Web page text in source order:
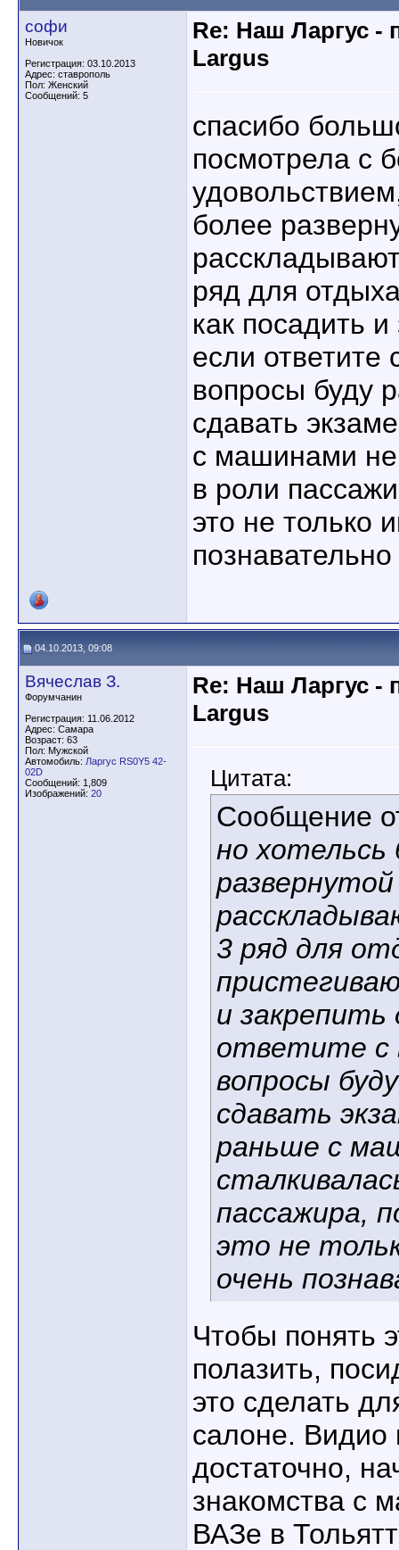
софи
Новичок
Регистрация: 03.10.2013
Адрес: ставрополь
Пол: Женский
Сообщений: 5
Re: Наш Ларгус -
Largus
спасибо
посмотрела с
более
ряд для
как посадить
если ответите
вопросы буду
сдавать
с машинами не
в роли
это не только
познавательно
04.10.2013, 09:08
Вячеслав З.
Форумчанин
Регистрация: 11.06.2012
Адрес: Самара
Возраст: 63
Пол: Мужской
Автомобиль: Ларгус RS0Y5 42-
02D
Сообщений: 1,809
Изображений: 20
Re: Наш Ларгус -
Largus
Цитата:
Сообщение
но хотельсь
3 ряд для
и закрепить
ответите с
вопросы
сдавать
раньше с
пассажира,
это не
очень
Чтобы понять
полазить,
это сделать
салоне. Видио
достаточно,
знакомства с
ВАЗе в